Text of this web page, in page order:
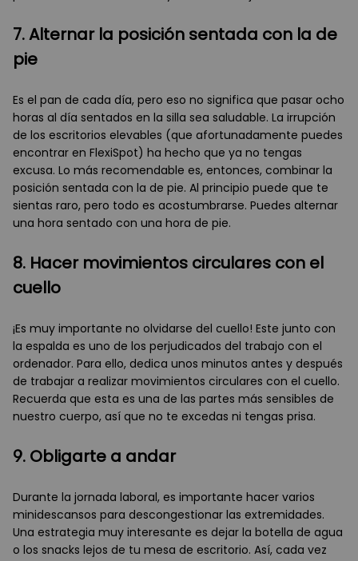
7. Alternar la posición sentada con la de
pie
Es el pan de cada día, pero eso no significa que pasar ocho
horas al día sentados en la silla sea saludable. La irrupción
de los escritorios elevables (que afortunadamente puedes
encontrar en FlexiSpot) ha hecho que ya no tengas
excusa. Lo más recomendable es, entonces, combinar la
posición sentada con la de pie. Al principio puede que te
sientas raro, pero todo es acostumbrarse. Puedes alternar
una hora sentado con una hora de pie.
8. Hacer movimientos circulares con el
cuello
¡Es muy importante no olvidarse del cuello! Este junto con
la espalda es uno de los perjudicados del trabajo con el
ordenador. Para ello, dedica unos minutos antes y después
de trabajar a realizar movimientos circulares con el cuello.
Recuerda que esta es una de las partes más sensibles de
nuestro cuerpo, así que no te excedas ni tengas prisa.
9. Obligarte a andar
Durante la jornada laboral, es importante hacer varios
minidescansos para descongestionar las extremidades.
Una estrategia muy interesante es dejar la botella de agua
o los snacks lejos de tu mesa de escritorio. Así, cada vez